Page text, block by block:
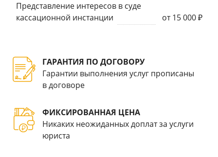
Представление интересов в суде
кассационной инстанции
от 15 000 ₽
ГАРАНТИЯ ПО ДОГОВОРУ
Гарантии выполнения услуг прописаны
в договоре
ФИКСИРОВАННАЯ ЦЕНА
Никаких неожиданных доплат за услуги
юриста